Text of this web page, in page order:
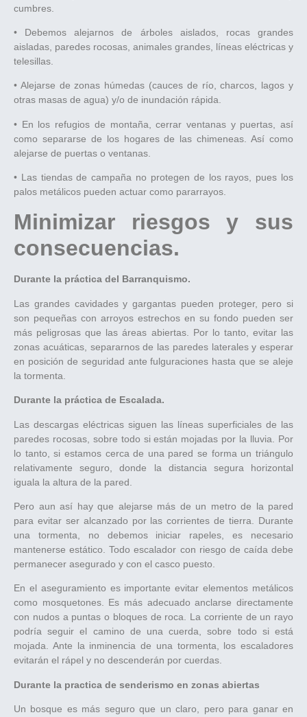
cumbres.
• Debemos alejarnos de árboles aislados, rocas grandes
aisladas, paredes rocosas, animales grandes, líneas eléctricas y
telesillas.
• Alejarse de zonas húmedas (cauces de río, charcos, lagos y
otras masas de agua) y/o de inundación rápida.
• En los refugios de montaña, cerrar ventanas y puertas, así
como separarse de los hogares de las chimeneas. Así como
alejarse de puertas o ventanas.
• Las tiendas de campaña no protegen de los rayos, pues los
palos metálicos pueden actuar como pararrayos.
Minimizar riesgos y sus
consecuencias.
Durante la práctica del Barranquismo.
Las grandes cavidades y gargantas pueden proteger, pero si
son pequeñas con arroyos estrechos en su fondo pueden ser
más peligrosas que las áreas abiertas. Por lo tanto, evitar las
zonas acuáticas, separarnos de las paredes laterales y esperar
en posición de seguridad ante fulguraciones hasta que se aleje
la tormenta.
Durante la práctica de Escalada.
Las descargas eléctricas siguen las líneas superficiales de las
paredes rocosas, sobre todo si están mojadas por la lluvia. Por
lo tanto, si estamos cerca de una pared se forma un triángulo
relativamente seguro, donde la distancia segura horizontal
iguala la altura de la pared.
Pero aun así hay que alejarse más de un metro de la pared
para evitar ser alcanzado por las corrientes de tierra. Durante
una tormenta, no debemos iniciar rapeles, es necesario
mantenerse estático. Todo escalador con riesgo de caída debe
permanecer asegurado y con el casco puesto.
En el aseguramiento es importante evitar elementos metálicos
como mosquetones. Es más adecuado anclarse directamente
con nudos a puntas o bloques de roca. La corriente de un rayo
podría seguir el camino de una cuerda, sobre todo si está
mojada. Ante la inminencia de una tormenta, los escaladores
evitarán el rápel y no descenderán por cuerdas.
Durante la practica de senderismo en zonas abiertas
Un bosque es más seguro que un claro, pero para ganar en